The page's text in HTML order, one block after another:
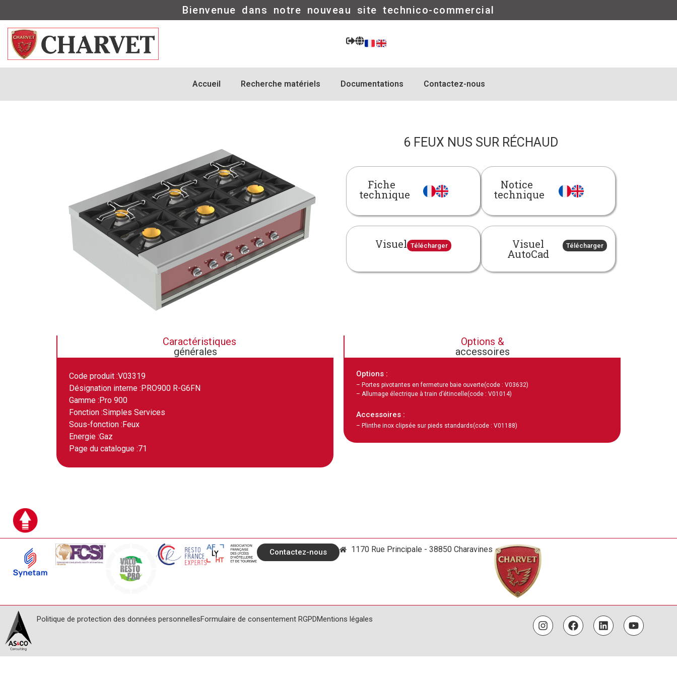
Bienvenue dans notre nouveau site technico-commercial
Accueil Recherche matériels Documentations Contactez-nous
6 FEUX NUS SUR RÉCHAUD
Fiche
technique
Notice
technique
Visuel Télécharger Visuel
AutoCad
Télécharger
Caractéristiques
générales
Code produit :V03319
Désignation interne :PRO900 R-G6FN
Gamme :Pro 900
Fonction :Simples Services
Sous-fonction :Feux
Energie :Gaz
Page du catalogue :71
Options &
accessoires
Options :
– Portes pivotantes en fermeture baie ouverte(code : V03632)
– Allumage électrique à train d’étincelle(code : V01014)
Accessoires :
– Plinthe inox clipsée sur pieds standards(code : V01188)
Contactez-nous 1170 Rue Principale - 38850 Charavines
Politique de protection des données personnellesFormulaire de consentement RGPDMentions légales